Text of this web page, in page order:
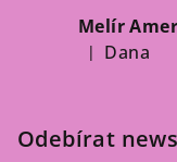
Melír
Hodnocení
| Dana
Odebírat